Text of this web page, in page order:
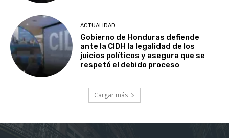
ACTUALIDAD
Gobierno de Honduras defiende
ante la CIDH la legalidad de los
juicios políticos y asegura que se
respetó el debido proceso
Cargar más